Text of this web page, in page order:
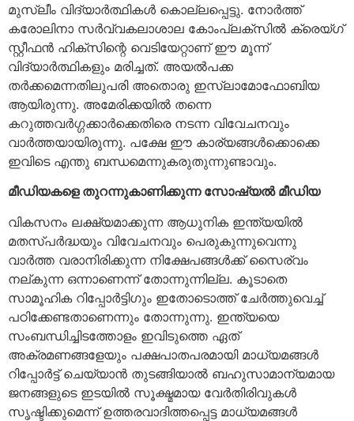
മുസ്ലീം വിദ്യാര്‍ത്ഥികള്‍ കൊല്ലപ്പെട്ടു. നോര്‍ത്ത്
കരോലിനാ സര്‍വ്വകലാശാല കോംപ്ലക്‌സില്‍ ക്രെയ്ഗ്
സ്റ്റീഫന്‍ ഹിക്‌സിന്റെ വെടിയേറ്റാണ് ഈ മൂന്ന്
വിദ്യാര്‍ത്ഥികളും മരിച്ചത്. അയല്‍പക്ക
തര്‍ക്കമെന്നതിലുപരി അതൊരു ഇസ്ലാമോഫോബിയ
ആയിരുന്നു. അമേരിക്കയില്‍ തന്നെ
കറുത്തവര്‍ഗ്ഗക്കാര്‍ക്കെതിരെ നടന്ന വിവേചനവും
വാര്‍ത്തയായിരുന്നു. പക്ഷേ ഈ കാര്യങ്ങള്‍ക്കൊക്കെ
ഇവിടെ എന്തു ബന്ധമെന്നുകരുതുന്നുണ്ടാവും.
മീഡിയകളെ തുറന്നുകാണിക്കുന്ന സോഷ്യല്‍ മീഡിയ
വികസനം ലക്ഷ്യമാക്കുന്ന ആധുനിക ഇന്ത്യയില്‍
മതസ്പര്‍ദ്ധയും വിവേചനവും പെരുകുന്നുവെന്നു
വാര്‍ത്ത വരാനിരിക്കുന്ന നിക്ഷേപങ്ങള്‍ക്ക് സൈര്വം
നല്കുന്ന ഒന്നാണെന്ന് തോന്നുന്നില്ല. കൂടാതെ
സാമൂഹിക റിപ്പോര്‍ട്ടിഗും ഇതോടൊത്ത് ചേര്‍ത്തുവെച്ച്
പഠിക്കേണ്ടതാണെന്നും തോന്നുന്നു. ഇന്ത്യയെ
സംബന്ധിച്ചിടത്തോളം ഇവിടുത്തെ ഏത്
അക്രമണങ്ങളേയും പക്ഷപാതപരമായി മാധ്യമങ്ങള്‍
റിപ്പോര്‍ട്ട് ചെയ്യാന്‍ തുടങ്ങിയാല്‍ ബഹുസാമാന്യമായ
ജനങ്ങളുടെ ഇടയില്‍ സൂക്ഷ്മമായ വേര്‍തിരിവുകള്‍
സൃഷ്ടിക്കുമെന്ന് ഉത്തരവാദിത്തപ്പെട്ട മാധ്യമങ്ങള്‍